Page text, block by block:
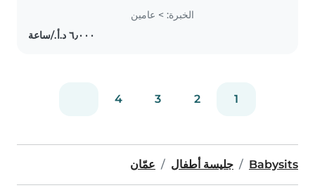
children's behavior, emotions,
and development. I'm patient,
responsible, and caring, and I
الخبرة: > عامين
1
2
3
4
Babysits جليسة أطفال عمّان